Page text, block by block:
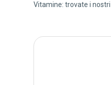
Vitamine: trovate i